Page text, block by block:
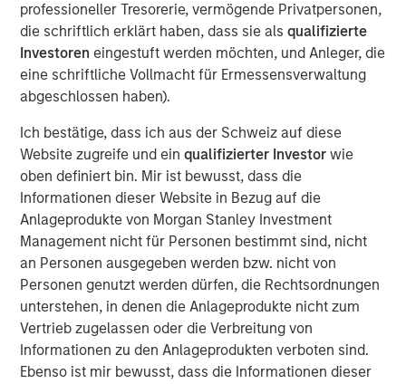
professioneller Tresorerie, vermögende Privatpersonen,
die schriftlich erklärt haben, dass sie alsqualifizierte
Investoren eingestuft werden möchten, und Anleger, die
eine schriftliche Vollmacht für Ermessensverwaltung
abgeschlossen haben).
Ich bestätige, dass ich aus der Schweiz auf diese
Website zugreife und ein qualifizierter Investor wie
oben definiert bin. Mir ist bewusst, dass die
Informationen dieser Website in Bezug auf die
Anlageprodukte von Morgan Stanley Investment
Management nicht für Personen bestimmt sind, nicht
an Personen ausgegeben werden bzw. nicht von
Personen genutzt werden dürfen, die Rechtsordnungen
unterstehen, in denen die Anlageprodukte nicht zum
Vertrieb zugelassen oder die Verbreitung von
Informationen zu den Anlageprodukten verboten sind.
Ebenso ist mir bewusst, dass die Informationen dieser
investments. A shift can also be seen in the
institutional market and with family offices.
With no drawdown period, evergreen funds
provide immediate access to a diversified
portfolio and may have the ability to provide
some liquidity in a traditionally illiquid asset
class.1
Semi-liquid evergreen private equity
vehicles provide individual investors access
to many of the benefits of private equity
investing with a better user experience and
the potential for long-term compounded
returns."